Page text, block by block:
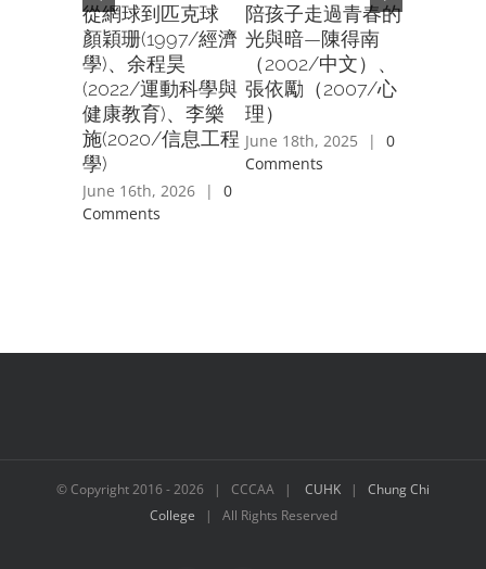
從網球到匹克球
顏穎珊(1997/經濟
學)、余程昊
(2022/運動科學與
健康教育)、李樂
施(2020/信息工程
學)
June 16th, 2026 |
0
Comments
陪孩子走過青春的
光與暗—陳得南
（2002/中文）、
張依勵（2007/心
理）
June 18th, 2025 |
0
Comments
© Copyright 2016 -2026 | CCCAA | CUHK | Chung Chi
College | All Rights Reserved